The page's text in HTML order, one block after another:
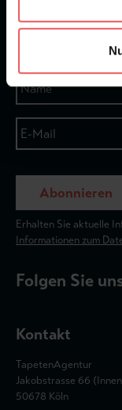
Abonnieren
Erhalten Sie aktuelle
Informationen zum
Folgen Sie
Kontakt
TapetenAgentur
Jakobstrasse 66
50678 Köln